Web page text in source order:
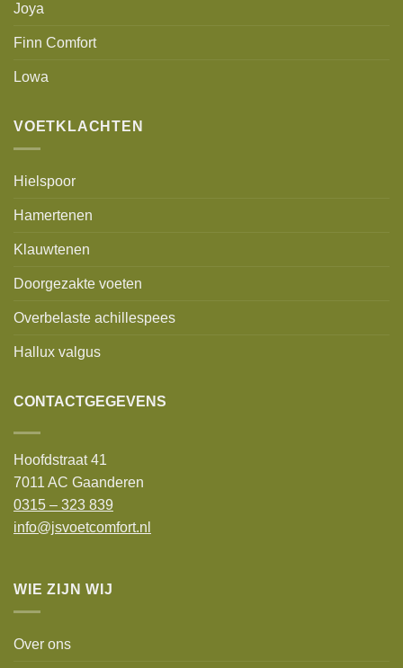
Joya
Finn Comfort
Lowa
VOETKLACHTEN
Hielspoor
Hamertenen
Klauwtenen
Doorgezakte voeten
Overbelaste achillespees
Hallux valgus
CONTACTGEGEVENS
Hoofdstraat 41
7011 AC Gaanderen
0315 – 323 839
info@jsvoetcomfort.nl
WIE ZIJN WIJ
Over ons